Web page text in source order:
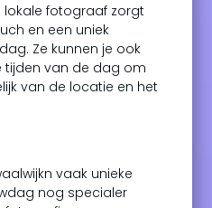
lokale fotograaf zorgt
en een uniek
Ze kunnen je ook
tijden van de dag om
van de locatie en het
vaak unieke
nog specialer